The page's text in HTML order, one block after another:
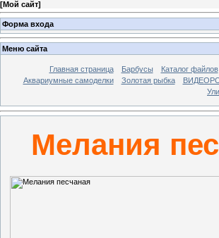
[Мой сайт]
Форма входа
Меню сайта
Главная страница Барбусы Каталог файлов
Аквариумные самоделки
Золотая рыбка
Мелания